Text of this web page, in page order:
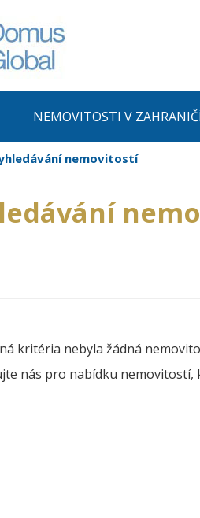
NEMOVITOSTI V
nemovitostí
kritéria nebyla žádná
nás pro nabídku nemovitostí,